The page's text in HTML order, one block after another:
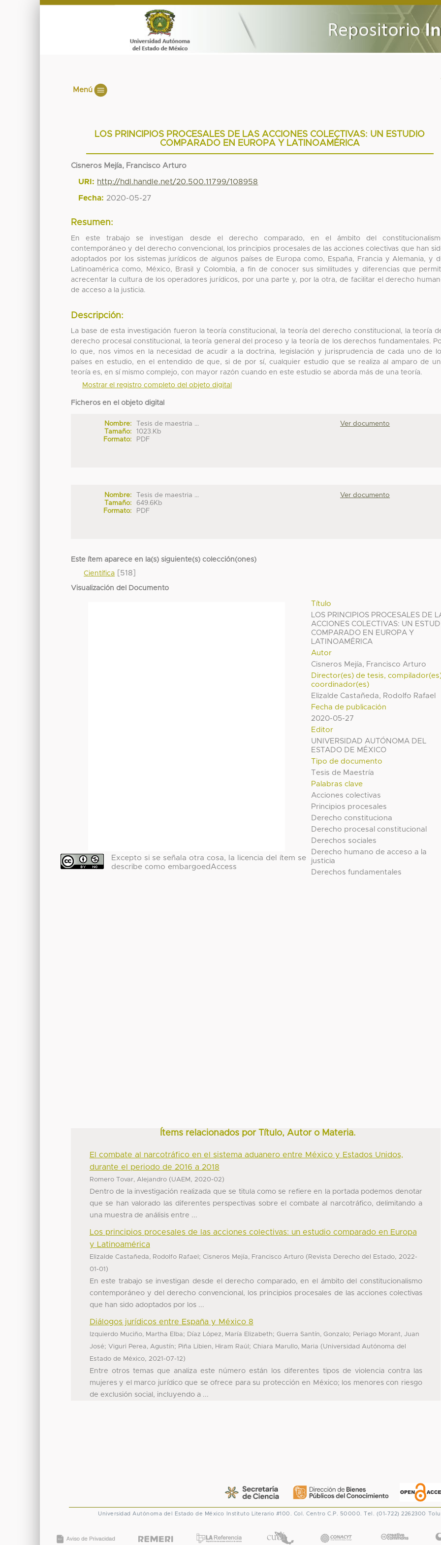
Menú
LOS PRINCIPIOS PROCESALES DE LAS ACCIONES COLECTIVAS: UN ESTUDIO
COMPARADO EN EUROPA Y LATINOAMÉRICA
Cisneros Mejía, Francisco Arturo
URI: http://hdl.handle.net/20.500.11799/108958
Fecha: 2020-05-27
Resumen:
En este trabajo se investigan desde el derecho comparado, en el ámbito del
contemporáneo y del derecho convencional, los principios procesales de las acciones colectivas que han
adoptados por los sistemas jurídicos de algunos países de Europa como, España, Francia y Alemania, y
Latinoamérica como, México, Brasil y Colombia, a fin de conocer sus similitudes y diferencias que
acrecentar la cultura de los operadores jurídicos, por una parte y, por la otra, de facilitar el derecho
de acceso a la justicia.
Descripción:
La base de esta investigación fueron la teoría constitucional, la teoría del derecho constitucional, la teoría
derecho procesal constitucional, la teoría general del proceso y la teoría de los derechos fundamentales.
lo que, nos vimos en la necesidad de acudir a la doctrina, legislación y jurisprudencia de cada uno de
países en estudio, en el entendido de que, si de por sí, cualquier estudio que se realiza al amparo de
teoría es, en sí mismo complejo, con mayor razón cuando en este estudio se aborda más de una teoría.
Mostrar el registro completo del objeto digital
Ficheros en el objeto digital
Nombre:
Tesis de maestria ...
Tamaño:
1023.Kb
Formato:
PDF
Ver documento
Nombre:
Tesis de maestria ...
Tamaño:
649.6Kb
Formato:
PDF
Ver documento
Este ítem aparece en la(s) siguiente(s) colección(ones)
Científica [518]
Visualización del Documento
Título
LOS PRINCIPIOS PROCESALES DE
ACCIONES COLECTIVAS: UN
COMPARADO EN EUROPA Y
LATINOAMÉRICA
Autor
Cisneros Mejía, Francisco Arturo
Director(es) de tesis,
coordinador(es)
Elizalde Castañeda, Rodolfo Rafael
Fecha de publicación
2020-05-27
Editor
UNIVERSIDAD AUTÓNOMA DEL
ESTADO DE MÉXICO
Tipo de documento
Tesis de Maestría
Palabras clave
Acciones colectivas
Principios procesales
Derecho constituciona
Derecho procesal constitucional
Derechos sociales
Derecho humano de acceso a la
justicia
Derechos fundamentales
Excepto si se señala otra cosa, la licencia del ítem se
describe como embargoedAccess
Ítems relacionados por Título, Autor o Materia.
El combate al narcotráfico en el sistema aduanero entre México y Estados Unidos,
durante el periodo de 2016 a 2018
Romero Tovar, Alejandro (UAEM , 2020-02)
Dentro de la investigación realizada que se titula como se refiere en la portada podemos denotar
que se han valorado las diferentes perspectivas sobre el combate al narcotráfico, delimitando a
una muestra de análisis entre ...
Los principios procesales de las acciones colectivas: un estudio comparado en Europa
y Latinoamérica
Elizalde Castañeda, Rodolfo Rafael ; Cisneros Mejía, Francisco Arturo ( Revista Derecho del Estado, 2022-
01-01 )
En este trabajo se investigan desde el derecho comparado, en el ámbito del constitucionalismo
contemporáneo y del derecho convencional, los principios procesales de las acciones colectivas
que han sido adoptados por los ...
Diálogos jurídicos entre España y México 8
Izquierdo Muciño, Martha Elba; Díaz López, María Elizabeth; Guerra Santín, Gonzalo; Periago Morant, Juan
José; Viguri Perea, Agustín; Piña Libien, Hiram Raúl ; Chiara Marullo, Maria (Universidad Autónoma del
Estado de México, 2021-07-12)
Entre otros temas que analiza este número están los diferentes tipos de violencia contra las
mujeres y el marco jurídico que se ofrece para su protección en México; los menores con riesgo
de exclusión social, incluyendo a ...
Universidad Autónoma del Estado de México Instituto Literario #100. Col. Centro C.P. 50000. Tel. (01-722) 2262300